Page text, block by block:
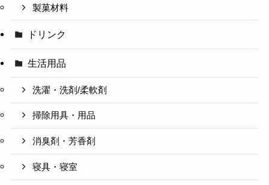
製菓材料
ドリンク
生活用品
洗濯・洗剤/柔軟剤
掃除用具・用品
消臭剤・芳香剤
寝具・寝室